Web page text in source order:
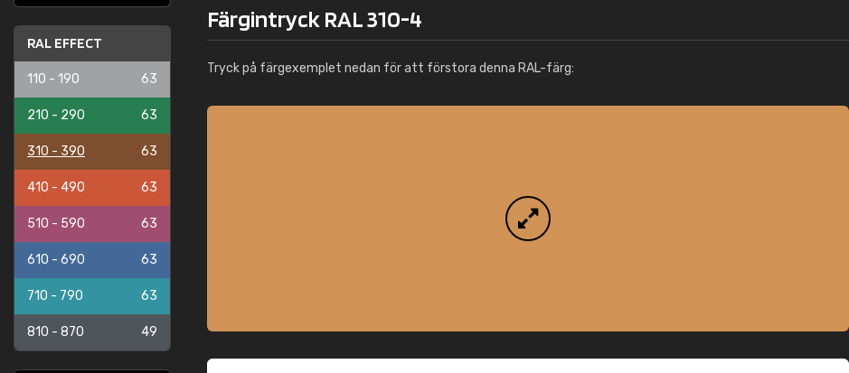
RAL EFFECT
110 - 190 63
210 - 290 63
310 - 390 63
410 - 490 63
510 - 590 63
610 - 690 63
710 - 790 63
810 - 870 49
Färgintryck RAL 310-4
Tryck på färgexemplet nedan för att förstora denna RAL-färg: